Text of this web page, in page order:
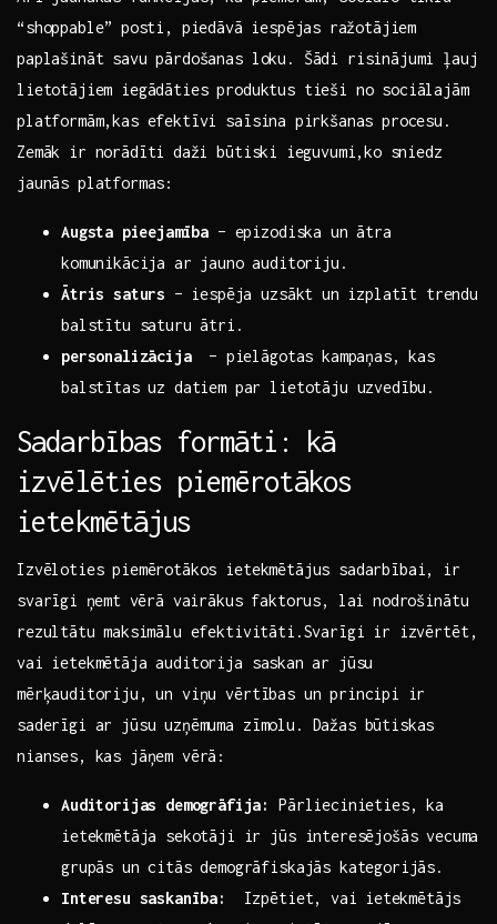
“shoppable” ⁣posti, piedāvā⁣ iespējas ⁣ražotājiem
paplašināt savu pārdošanas loku. Šādi risinājumi ļauj⁤
lietotājiem iegādāties ​produktus‌ tieši no sociālajām‌
platformām,kas efektīvi saīsina⁢ pirkšanas ‍procesu.
Zemāk ir norādīti ⁤daži būtiski ⁢ieguvumi,ko⁣ sniedz
jaunās platformas:
Augsta⁢ pieejamība – ​epizodiska un ātra
komunikācija ar jauno⁢ auditoriju.
Ātris saturs – ⁤iespēja uzsākt ⁢un izplatīt trendu
balstītu saturu ātri.
personalizācija⁣ – pielāgotas kampaņas, ⁣kas
balstītas uz ‌datiem par lietotāju​ uzvedību.
Sadarbības ⁢formāti:⁣ kā
izvēlēties piemērotākos‍
ietekmētājus
Izvēloties piemērotākos ietekmētājus sadarbībai, ir
svarīgi ⁢ņemt⁣ vērā vairākus faktorus, lai nodrošinātu
rezultātu ⁣maksimālu efektivitāti.Svarīgi ir izvērtēt,
vai ietekmētāja auditorija saskan⁢ ar jūsu
mērķauditoriju, un viņu vērtības un principi ⁣ir​
saderīgi​ ar jūsu uzņēmuma zīmolu. ‌Dažas ‌būtiskas
nianses,‍ kas​ jāņem‌ vērā:
Auditorijas demogrāfija:
Pārliecinieties, ka⁤
ietekmētāja sekotāji ir jūs interesējošās vecuma
grupās un citās demogrāfiskajās kategorijās.
Interesu saskanība:
‌ Izpētiet, ⁤vai ⁣ietekmētājs